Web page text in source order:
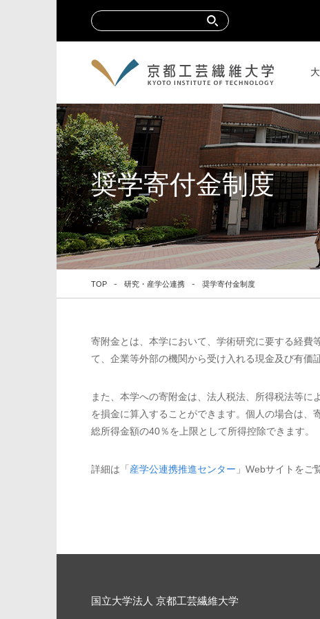
奨学寄付金制度
TOP 研究・産学公連携 奨学寄付金制度
寄附金とは、本学において、学術研究に要する経費
て、企業等外部の機関から受け入れる現金及び有価
また、本学への寄附金は、法人税法、所得税法等
を損金に算入することができます。個人の場合は
総所得金額の40％を上限として所得控除できます。
詳細は「 産学公連携推進センター 」Webサイトをご
国立大学法人 京都工芸繊維大学